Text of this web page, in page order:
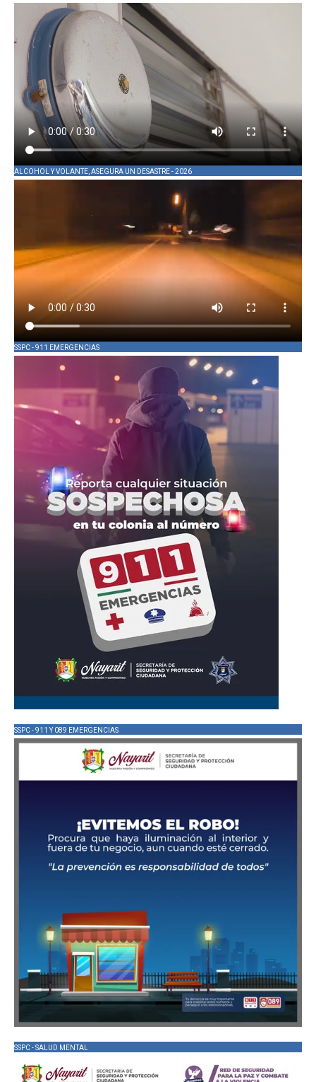
ALCOHOL Y VOLANTE, ASEGURA UN DESASTRE - 2026
SSPC - 911 EMERGENCIAS
SSPC - 911 Y 089 EMERGENCIAS
SSPC - SALUD MENTAL